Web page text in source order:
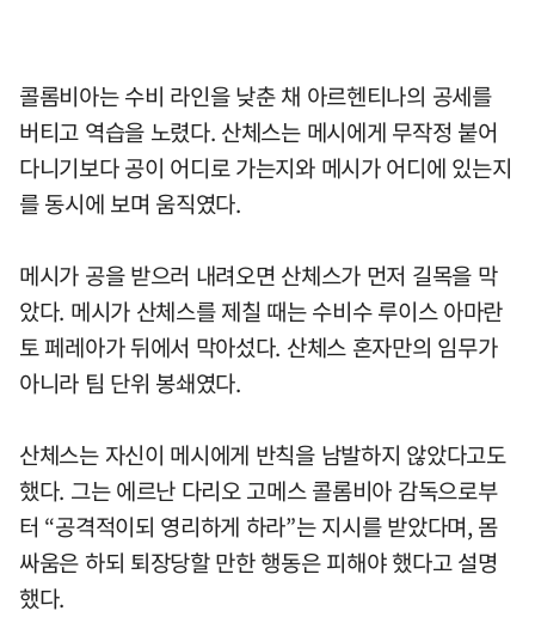
콜롬비아는 수비 라인을 낮춘 채 아르헨티나의 공세를
버티고 역습을 노렸다. 산체스는 메시에게 무작정 붙어
다니기보다 공이 어디로 가는지와 메시가 어디에 있는지
를 동시에 보며 움직였다.
메시가 공을 받으러 내려오면 산체스가 먼저 길목을 막
았다. 메시가 산체스를 제칠 때는 수비수 루이스 아마란
토 페레아가 뒤에서 막아섰다. 산체스 혼자만의 임무가
아니라 팀 단위 봉쇄였다.
산체스는 자신이 메시에게 반칙을 남발하지 않았다고도
했다. 그는 에르난 다리오 고메스 콜롬비아 감독으로부
터 “공격적이되 영리하게 하라”는 지시를 받았다며, 몸
싸움은 하되 퇴장당할 만한 행동은 피해야 했다고 설명
했다.